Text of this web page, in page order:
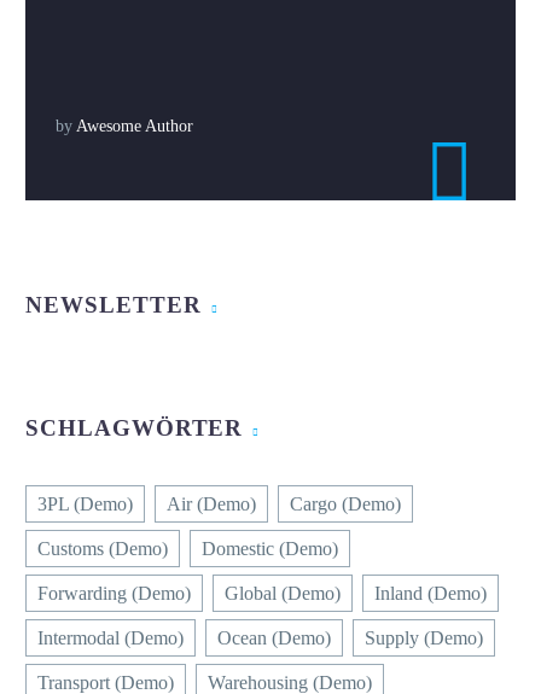
by Awesome Author

NEWSLETTER
SCHLAGWÖRTER
3PL (Demo) Air (Demo) Cargo (Demo)
Customs (Demo) Domestic (Demo)
Forwarding (Demo) Global (Demo) Inland (Demo)
Intermodal (Demo) Ocean (Demo) Supply (Demo)
Transport (Demo) Warehousing (Demo)